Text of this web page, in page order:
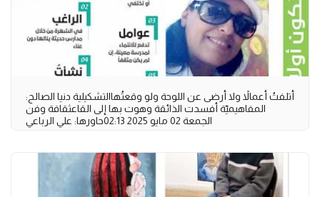
أتلفتُ أعمالاً ولا أرضى عن اللوحة ولو وقعتُهاالتشكيلية دنيا الصالح:
المفاهيميّة أفسدت الذائقة وهوت بها إلى القاعثقافة وفن
الجمعة 02 مايو 2025 02:13حاورها: علي الرباعي